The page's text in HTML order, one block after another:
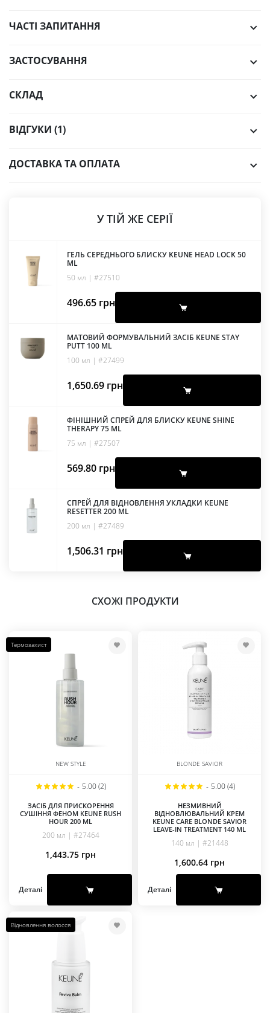
ЧАСТІ ЗАПИТАННЯ
ЗАСТОСУВАННЯ
СКЛАД
ВІДГУКИ (1)
ДОСТАВКА ТА ОПЛАТА
У ТІЙ ЖЕ СЕРІЇ
ГЕЛЬ СЕРЕДНЬОГО БЛИСКУ KEUNE HEAD LOCK 50
ML
50 мл | #27510
496.65 грн
МАТОВИЙ ФОРМУВАЛЬНИЙ ЗАСІБ KEUNE STAY
PUTT 100 ML
100 мл | #27499
1,650.69 грн
ФІНІШНИЙ СПРЕЙ ДЛЯ БЛИСКУ KEUNE SHINE
THERAPY 75 ML
75 мл | #27507
569.80 грн
СПРЕЙ ДЛЯ ВІДНОВЛЕННЯ УКЛАДКИ KEUNE
RESETTER 200 ML
200 мл | #27489
1,506.31 грн
СХОЖІ ПРОДУКТИ
Термозахист
NEW STYLE
- 5.00 (2)
ЗАСІБ ДЛЯ ПРИСКОРЕННЯ
СУШІННЯ ФЕНОМ KEUNE RUSH
HOUR 200 ML
200 мл | #27464
1,443.75 грн
Деталі
BLONDE SAVIOR
- 5.00 (4)
НЕЗМИВНИЙ
ВІДНОВЛЮВАЛЬНИЙ КРЕМ
KEUNE CARE BLONDE SAVIOR
LEAVE-IN TREATMENT 140 ML
140 мл | #21448
1,600.64 грн
Деталі
Відновлення волосся